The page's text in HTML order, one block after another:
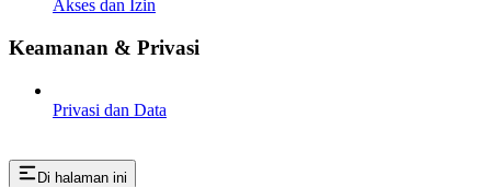
Akses dan Izin
Keamanan & Privasi
Privasi dan Data
Di halaman ini